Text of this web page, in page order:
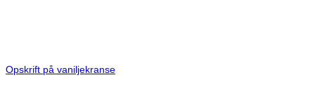
Opskrift på vaniljekranse